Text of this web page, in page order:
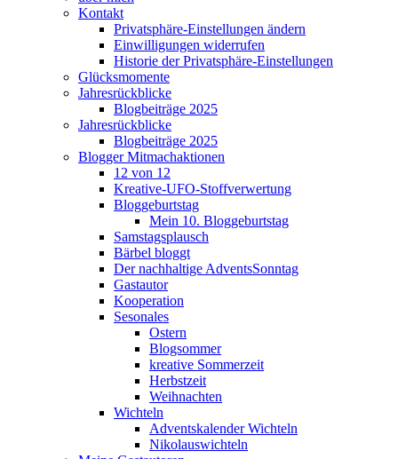
Kontakt
Privatsphäre-Einstellungen ändern
Einwilligungen widerrufen
Historie der Privatsphäre-Einstellungen
Glücksmomente
Jahresrückblicke
Blogbeiträge 2025
Jahresrückblicke
Blogbeiträge 2025
Blogger Mitmachaktionen
12 von 12
Kreative-UFO-Stoffverwertung
Bloggeburtstag
Mein 10. Bloggeburtstag
Samstagsplausch
Bärbel bloggt
Der nachhaltige AdventsSonntag
Gastautor
Kooperation
Sesonales
Ostern
Blogsommer
kreative Sommerzeit
Herbstzeit
Weihnachten
Wichteln
Adventskalender Wichteln
Nikolauswichteln